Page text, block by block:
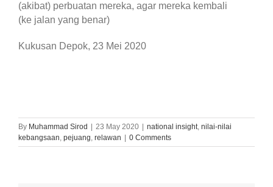
(akibat) perbuatan mereka, agar mereka kembali
(ke jalan yang benar)
Kukusan Depok, 23 Mei 2020
By Muhammad Sirod 23 May 2020 national insight, nilai-nilai
kebangsaan, pejuang, relawan 0 Comments